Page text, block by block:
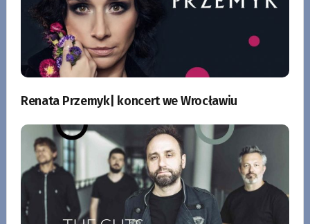
Renata Przemyk| koncert we Wrocławiu